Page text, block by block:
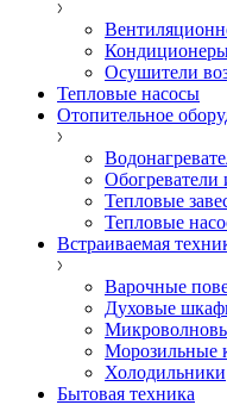
Осушители
Тепловые насосы
Отопительное
Обогреватели
Тепловые
Тепловые
Встраиваемая
Варочные
Духовые
Морозильные
Холодильники
Бытовая техника